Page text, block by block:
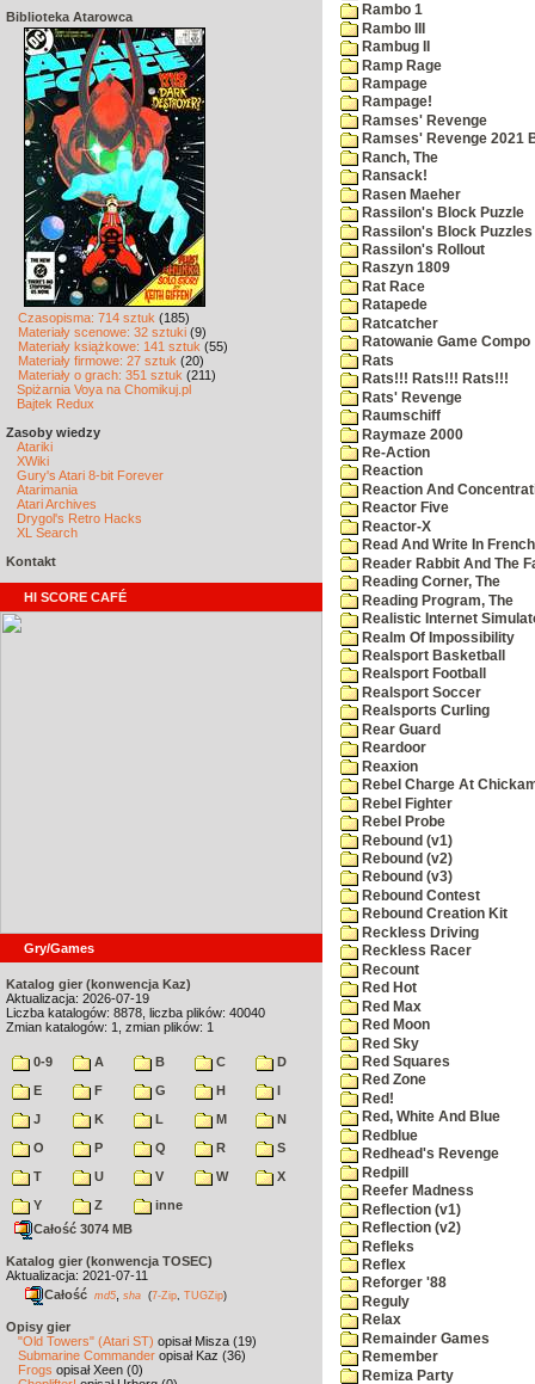
Biblioteka Atarowca
Czasopisma: 714 sztuk (185)
Materiały scenowe: 32 sztuki (9)
Materiały książkowe: 141 sztuk (55)
Materiały firmowe: 27 sztuk (20)
Materiały o grach: 351 sztuk (211)
Spiżarnia Voya na Chomikuj.pl
Bajtek Redux
Zasoby wiedzy
Atariki
XWiki
Gury's Atari 8-bit Forever
Atarimania
Atari Archives
Drygol's Retro Hacks
XL Search
Kontakt
HI SCORE CAFÉ
Gry/Games
Katalog gier (konwencja Kaz)
Aktualizacja: 2026-07-19
Liczba katalogów: 8878, liczba plików: 40040
Zmian katalogów: 1, zmian plików: 1
0-9 A B C
D
E
F G H
I
J
K L M
N
O
P Q R
S
T
U V W
X
Y
Z
inne
Całość 3074 MB
Katalog gier (konwencja TOSEC)
Aktualizacja: 2021-07-11
Całość md5 sha (7-Zip TUGZip)
Opisy gier
"Old Towers" (Atari ST) opisał Misza (19)
Submarine Commander opisał Kaz (36)
Frogs opisał Xeen (0)
Rambo 1
Rambo III
Rambug II
Ramp Rage
Rampage
Rampage!
Ramses' Revenge
Ramses' Revenge 2021
Ranch, The
Ransack!
Rasen Maeher
Rassilon's Block Puzzle
Rassilon's Block Puzzles
Rassilon's Rollout
Raszyn 1809
Rat Race
Ratapede
Ratcatcher
Ratowanie Game Compo
Rats
Rats!!! Rats!!! Rats!!!
Rats' Revenge
Raumschiff
Raymaze 2000
Re-Action
Reaction
Reaction And
Reactor Five
Reactor-X
Read And Write In
Reader Rabbit And The
Reading Corner, The
Reading Program, The
Realistic Internet
Realm Of Impossibility
Realsport Basketball
Realsport Football
Realsport Soccer
Realsports Curling
Rear Guard
Reardoor
Reaxion
Rebel Charge At
Rebel Fighter
Rebel Probe
Rebound (v1)
Rebound (v2)
Rebound (v3)
Rebound Contest
Rebound Creation Kit
Reckless Driving
Reckless Racer
Recount
Red Hot
Red Max
Red Moon
Red Sky
Red Squares
Red Zone
Red!
Red, White And Blue
Redblue
Redhead's Revenge
Redpill
Reefer Madness
Reflection (v1)
Reflection (v2)
Refleks
Reflex
Reforger '88
Reguly
Relax
Remainder Games
Remember
Remiza Party